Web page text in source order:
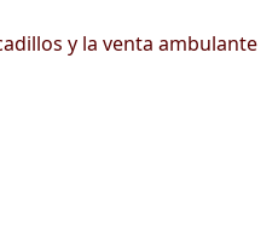
y la venta ambulante